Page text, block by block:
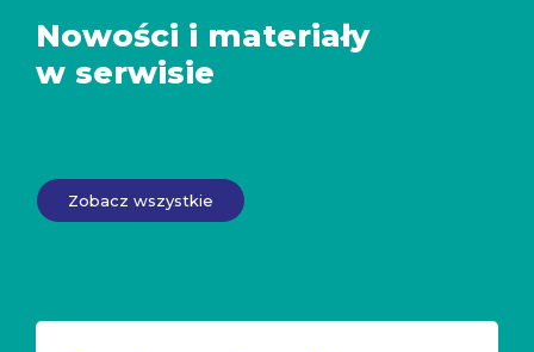
Nowości i materiały
w serwisie
Zobacz wszystkie